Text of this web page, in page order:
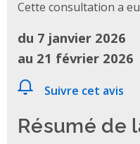
Cette consultation a
du 7 janvier 2026
au 21 février 2026
Suivre cet avis
Résumé de